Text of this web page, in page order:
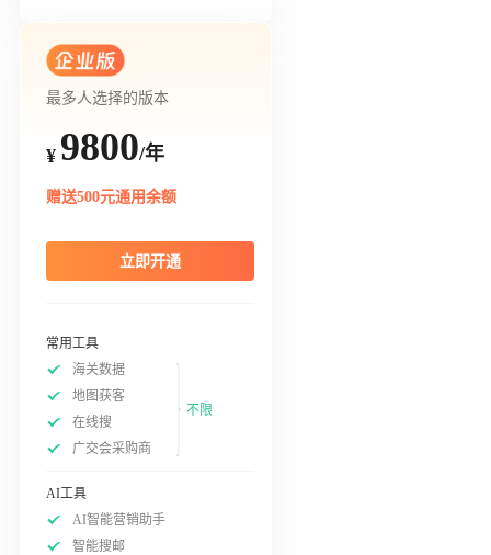
最多人选择的版本
¥ 9800/年
赠送500元通用余额
立即开通
常用工具
海关数据
地图获客
在线搜
广交会采购商
不限
AI工具
AI智能营销助手
智能搜邮